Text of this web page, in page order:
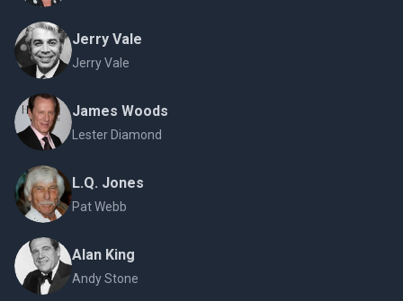
Jerry Vale
Jerry Vale
James Woods
Lester Diamond
L.Q. Jones
Pat Webb
Alan King
Andy Stone